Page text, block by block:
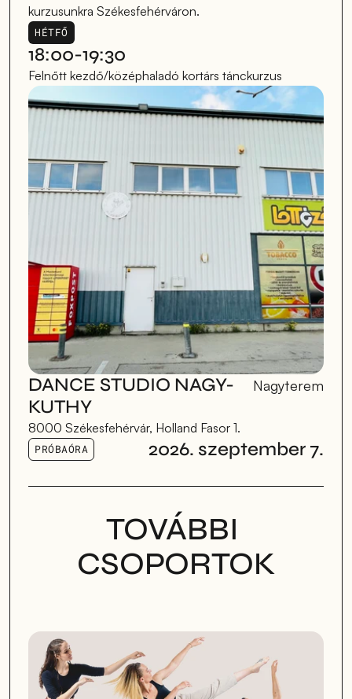
kurzusunkra Székesfehérváron.
18:00-19:30
Felnőtt kezdő/középhaladó kortárs tánckurzus
DANCE STUDIO NAGY-
KUTHY
Nagyterem
8000 Székesfehérvár, Holland Fasor 1.
HÉTFŐ
PRÓBAÓRA 2026. szeptember 7.
TOVÁBBI
CSOPORTOK